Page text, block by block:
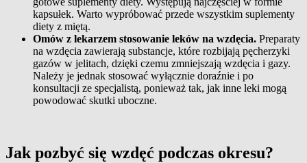
kapsułek. Warto wypróbować przede wszystkim suplementy
diety z miętą.
Omów z lekarzem stosowanie leków na wzdęcia. Preparaty
na wzdęcia zawierają substancje, które rozbijają pęcherzyki
gazów w jelitach, dzięki czemu zmniejszają wzdęcia i gazy.
Należy je jednak stosować wyłącznie doraźnie i po
konsultacji ze specjalistą, ponieważ tak, jak inne leki mogą
powodować skutki uboczne.
Jak pozbyć się wzdęć podczas okresu?